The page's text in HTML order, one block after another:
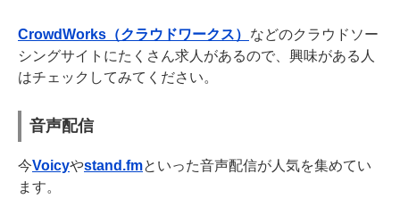
CrowdWorks（クラウドワークス）
などのクラウドソー
シングサイトにたくさん求人があるので、興味がある人
はチェックしてみてください。
音声配信
今Voicyやstand.fmといった音声配信が人気を集めてい
ます。